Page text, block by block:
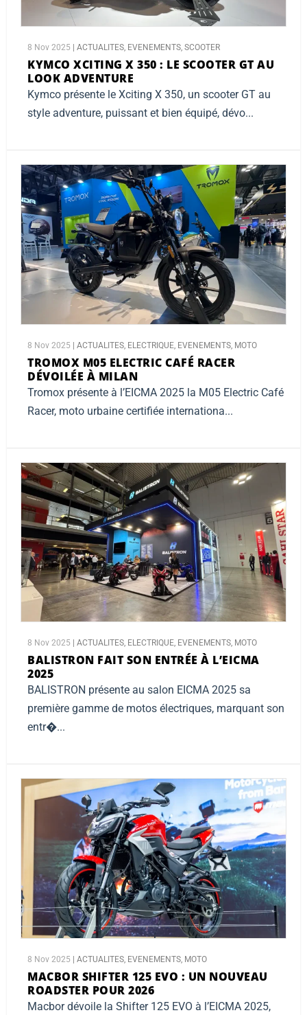
8 Nov 2025 ACTUALITES, EVENEMENTS, SCOOTER
KYMCO XCITING X 350 : LE SCOOTER GT AU
LOOK ADVENTURE
Kymco présente le Xciting X 350, un scooter GT au
style adventure, puissant et bien équipé, dévo...
8 Nov 2025 | ACTUALITES ELECTRIQUE EVENEMENTS MOTO
TROMOX M05 ELECTRIC CAFÉ RACER
DÉVOILÉE À MILAN
Tromox présente à l’EICMA 2025 la M05 Electric Café
Racer, moto urbaine certifiée internationa...
8 Nov 2025 ACTUALITES, ELECTRIQUE, EVENEMENTS, MOTO
BALISTRON FAIT SON ENTRÉE À L’EICMA
2025
BALISTRON présente au salon EICMA 2025 sa
première gamme de motos électriques, marquant son
entr�...
8 Nov 2025 | ACTUALITES EVENEMENTS MOTO
MACBOR SHIFTER 125 EVO : UN NOUVEAU
ROADSTER POUR 2026
Macbor dévoile la Shifter 125 EVO à l’EICMA 2025,